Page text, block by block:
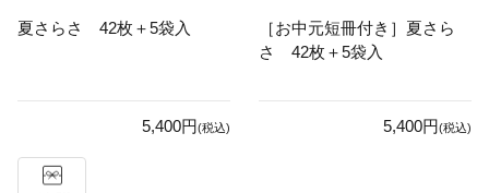
夏さらさ 42枚＋5袋入
5,400円(税込)
［お中元短冊付き］夏さら
さ 42枚＋5袋入
5,400円(税込)